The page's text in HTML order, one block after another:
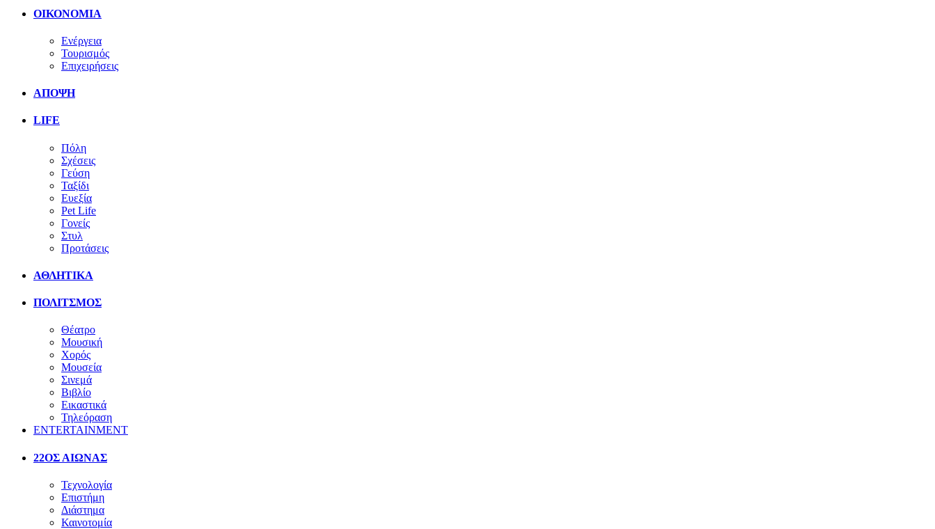
ΟΙΚΟΝΟΜΙΑ
Ενέργεια
Τουρισμός
Επιχειρήσεις
ΑΠΟΨΗ
LIFE
Πόλη
Σχέσεις
Γεύση
Ταξίδι
Ευεξία
Pet Life
Γονείς
Στυλ
Προτάσεις
ΑΘΛΗΤΙΚΑ
ΠΟΛΙΤΣΜΟΣ
Θέατρο
Μουσική
Χορός
Μουσεία
Σινεμά
Βιβλίο
Εικαστικά
Τηλεόραση
ENTERTAINMENT
22ΟΣ ΑΙΩΝΑΣ
Τεχνολογία
Επιστήμη
Διάστημα
Καινοτομία